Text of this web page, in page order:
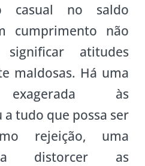
casual no saldo
cumprimento não
atitudes
maldosas. Há uma
exagerada às
tudo que possa ser
rejeição, uma
distorcer as